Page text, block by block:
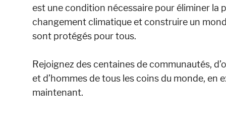
est une condition nécessaire pour éliminer la
changement climatique et construire un
sont protégés pour tous.
Rejoignez des centaines de communautés,
et d’hommes de tous les coins du monde, en
maintenant.